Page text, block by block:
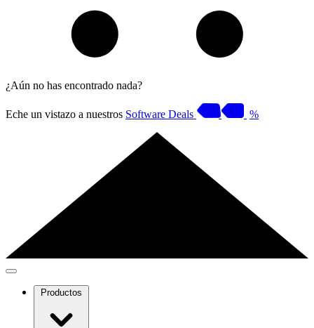
¿Aún no has encontrado nada?
Eche un vistazo a nuestros Software Deals %
Productos